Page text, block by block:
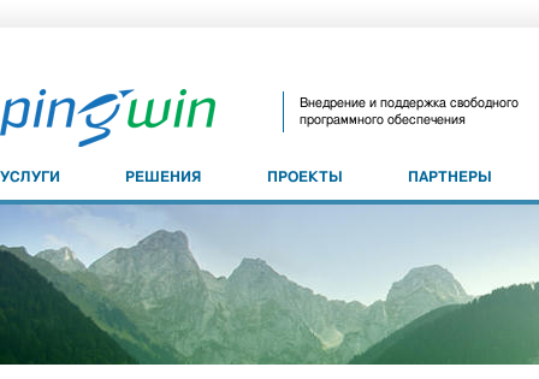
Внедрение и поддержка свободного
программного обеспечения
УСЛУГИ РЕШЕНИЯ ПРОЕКТЫ ПАРТНЕРЫ